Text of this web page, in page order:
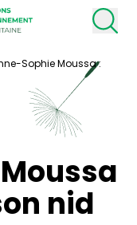
Sophie Moussa :
nid